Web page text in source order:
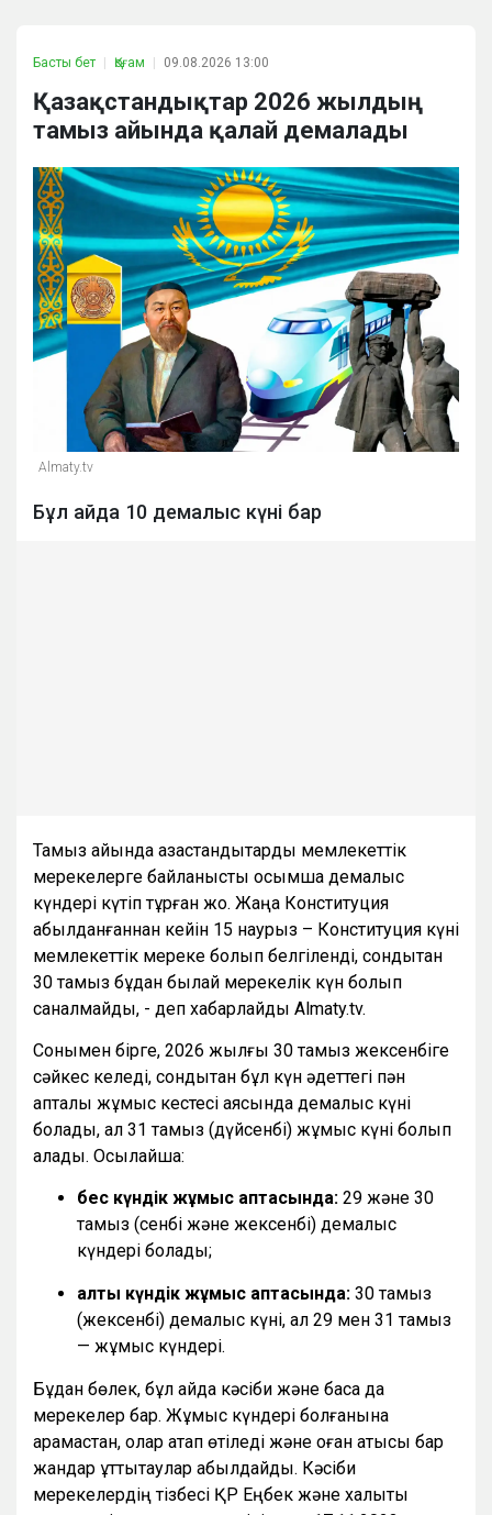
Басты бет Қоғам 09.08.2026 13:00
Қазақстандықтар 2026 жылдың
тамыз айында қалай демалады
Almaty.tv
Бұл айда 10 демалыс күні бар
Тамыз айында қазақстандықтарды мемлекеттік
мерекелерге байланысты қосымша демалыс
күндері күтіп тұрған жоқ. Жаңа Конституция
қабылданғаннан кейін 15 наурыз – Конституция күні
мемлекеттік мереке болып белгіленді, сондықтан
30 тамыз бұдан былай мерекелік күн болып
саналмайды, - деп хабарлайды Almaty.tv.
Сонымен бірге, 2026 жылғы 30 тамыз жексенбіге
сәйкес келеді, сондықтан бұл күн әдеттегі пән
апталық жұмыс кестесі аясында демалыс күні
болады, ал 31 тамыз (дүйсенбі) жұмыс күні болып
қалады. Осылайша:
бес күндік жұмыс аптасында: 29 және 30
тамыз (сенбі және жексенбі) демалыс
күндері болады;
алты күндік жұмыс аптасында: 30 тамыз
(жексенбі) демалыс күні, ал 29 мен 31 тамыз
— жұмыс күндері.
Бұдан бөлек, бұл айда кәсіби және басқа да
мерекелер бар. Жұмыс күндері болғанына
қарамастан, олар атап өтіледі және оған қатысы бар
жандар құттықтаулар қабылдайды. Кәсіби
мерекелердің тізбесі ҚР Еңбек және халықты